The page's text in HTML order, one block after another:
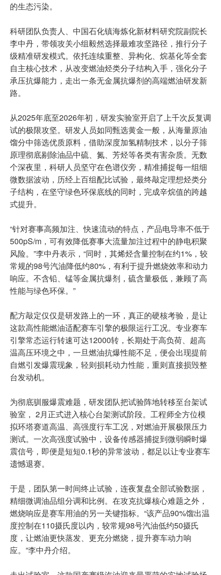
的生态污染。
科研团队负责人、中国石化镇海炼化新材料研究院副院长
李中丹，带领攻关小组毅然选择最难攻坚路径，推行分子
级精准研发模式。依托连续重整、异构化、烷基化等全套
自主核心技术，从改变燃油烃类分子结构入手，强化分子
承压抗爆能力，走出一条无金属抗爆剂的高端燃油研发新
路。
从2025年底至2026年初，研发实验室开启了上千次反复调
试的极限攻坚。研发人员如同甄选黄金一般，从海量原油
馏分中筛选优质原料，借助深度加氢精制技术，以分子筛
原理彻底剔除油品中硫、氮、芳烃等各类有害杂质。无数
个深夜里，科研人员坚守在色谱仪旁，精准捕捉每一组细
微数据波动，历经上百组配比试验，最终敲定理想烃类分
子结构，在坚守绿色环保底线的同时，完成辛烷值的跨越
式提升。
“针对赛事高频加注、快速流动的特点，产品电导率不低于
500pS/m，可有效降低赛事大流量加注过程中的静电积聚
风险。”李中丹表示，“同时，其烯烃含量控制在约1%，较
常规的98号汽油降低约80%，有利于提升燃烧效率和动力
响应。不含铅、锰等金属抗爆剂，硫含量极低，兼顾了高
性能与绿色环保。”
配方敲定仅仅是研发路上的一环，真正的硬核考验，是让
这款高性能燃油适配赛车引擎的极限运行工况。专业赛车
引擎常态运行转速可达12000转，长期处于高负荷、超高
温高压环境之中，一旦燃油抗爆性能不足，便会出现提前
自燃引发爆震现象，轻则损耗动力性能，重则直接损毁整
台发动机。
为彻底驯服爆震难题，研发团队把试验阵地转移至台架试
验室， 2月正式进入核心台架测试阶段。工程师全方位模
拟环塔赛道高温、高强度行车工况，对燃油开展极限压力
测试。一次高强度试验中，设备传感器捕捉到微弱瞬时爆
震信号，即便是短短0.1秒的异常波动，都足以让专业赛车
遗憾退赛。
于是，团队第一时间终止试验，连夜复盘全部试验数据，
精细微调油品组分调和比例。在攻克抗爆核心难题之外，
燃烧响应是赛车用油的另一关键指标。“该产品90%馏出温
度控制在110摄氏度以内，较常规98号汽油低约50摄氏
度，让燃油更快蒸发、更充分燃烧，提升赛车动力响
应。”李中丹介绍。